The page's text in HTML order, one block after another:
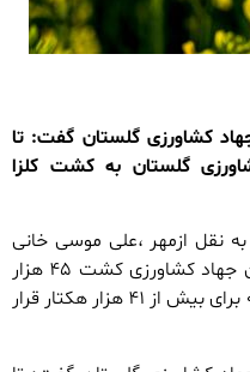
کشاورزی گلستان گفت: تا
کشاورزی گلستان به کشت کلزا
به نقل ازمهر ،علی موسی خانی
اظهار کرد: طبق دستور ابلاغی سازمان جهاد کشاورزی کشت ۴۵ هزار
هکتار کلزا در دستور کار قرار گرفت که برای بیش از ۴۱ هزار هکتار قرار